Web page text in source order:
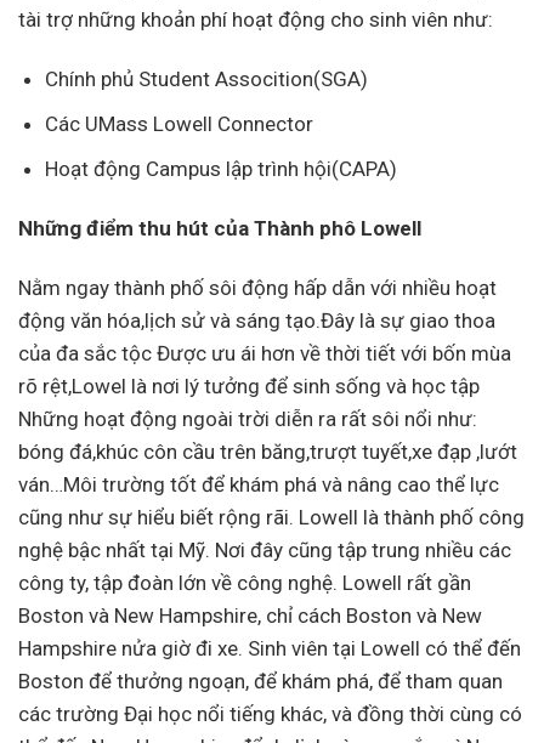
tài trợ những khoản phí hoạt động cho sinh viên như:
Chính phủ Student Assocition(SGA)
Các UMass Lowell Connector
Hoạt động Campus lập trình hội(CAPA)
Những điểm thu hút của Thành phô Lowell
Nằm ngay thành phố sôi động hấp dẫn với nhiều hoạt
động văn hóa,lịch sử và sáng tạo.Đây là sự giao thoa
của đa sắc tộc Được ưu ái hơn về thời tiết với bốn mùa
rõ rệt,Lowel là nơi lý tưởng để sinh sống và học tập
Những hoạt động ngoài trời diễn ra rất sôi nổi như:
bóng đá,khúc côn cầu trên băng,trượt tuyết,xe đạp ,lướt
ván…Môi trường tốt để khám phá và nâng cao thể lực
cũng như sự hiểu biết rộng rãi. Lowell là thành phố công
nghệ bậc nhất tại Mỹ. Nơi đây cũng tập trung nhiều các
công ty, tập đoàn lớn về công nghệ. Lowell rất gần
Boston và New Hampshire, chỉ cách Boston và New
Hampshire nửa giờ đi xe. Sinh viên tại Lowell có thể đến
Boston để thưởng ngoạn, để khám phá, để tham quan
các trường Đại học nổi tiếng khác, và đồng thời cùng có